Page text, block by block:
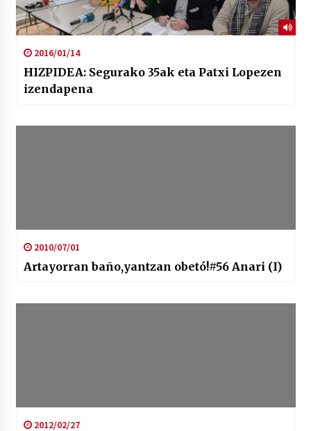
2016/01/14
HIZPIDEA: Segurako 35ak eta Patxi Lopezen
izendapena
2010/07/01
Artayorran baño,yantzan obetó!#56 Anari (I)
2012/02/27